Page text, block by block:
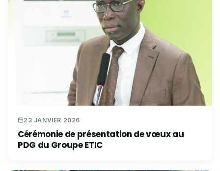
23 JANVIER 2026
Cérémonie de présentation de vœux au
PDG du Groupe ETIC